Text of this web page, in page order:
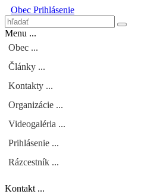
Obec Prihlásenie
Menu ...
Obec ...
Články ...
Kontakty ...
Organizácie ...
Videogaléria ...
Prihlásenie ...
Rázcestník ...
Kontakt ...